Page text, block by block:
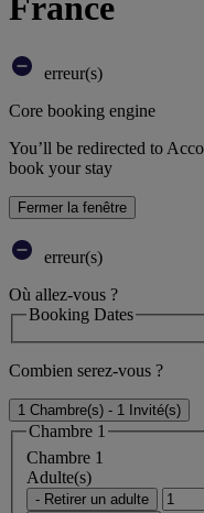
France
erreur(s)
Core booking engine
You’ll be redirected to
book your stay
Fermer la fenêtre
erreur(s)
Où allez-vous ?
Booking Dates
Combien serez-vous ?
1 Chambre(s) - 1 Invité(s)
Chambre 1
Chambre 1
Adulte(s)
- Retirer un adulte